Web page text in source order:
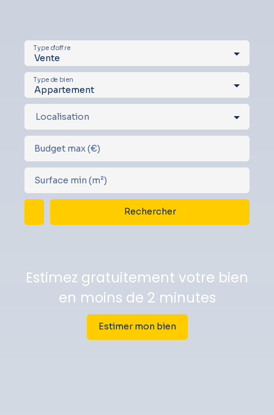
Vente
Type d'offre
Appartement
Type de bien
Localisation
Budget max (€)
Surface min (m²)
Rechercher
Estimez gratuitement votre bien
en moins de 2 minutes
Estimer mon bien